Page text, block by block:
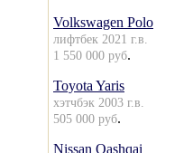
Volkswagen Polo
лифтбек 2021 г.в.
1 550 000 руб.
Toyota Yaris
хэтчбэк 2003 г.в.
505 000 руб.
Nissan Qashqai